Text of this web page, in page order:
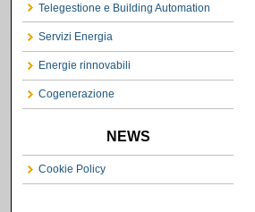
Telegestione e Building Automation
Servizi Energia
Energie rinnovabili
Cogenerazione
NEWS
Cookie Policy